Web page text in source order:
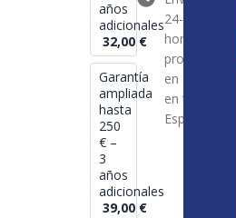
años
adicionales
32,00 €
Garantía
ampliada
hasta
250
€ –
3
años
adicionales
39,00 €
24-72
horas en
productos
en stock
en toda
España